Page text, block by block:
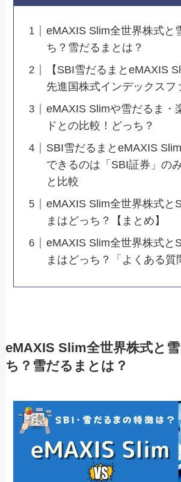
eMAXIS Slim全世界株式と
ち？雪だるまとは？
【SBI雪だるまとeMAXIS
先進国株式インデックスフ
eMAXIS Slimや雪だるま・
ドとの比較！どっち？
SBI雪だるまとeMAXIS
できるのは「SBI証券」の
と比較
eMAXIS Slim全世界株式と
まはどっち？【まとめ】
eMAXIS Slim全世界株式と
まはどっち？「よくある質
eMAXIS Slim全世界株式と
ち？雪だるまとは？